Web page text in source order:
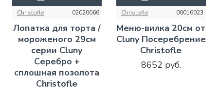
Christofle 02020066
Лопатка для торта /
мороженого 29см
серии Cluny
Серебро +
сплошная позолота
Christofle
Christofle 00016023
Меню-вилка 20см от
Cluny Посеребрение
Christofle
8652 руб.